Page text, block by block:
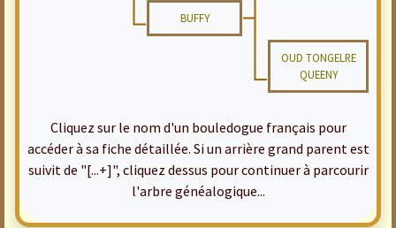
BUFFY
OUD TONGELRE
QUEENY
Cliquez sur le nom d'un bouledogue français pour
accéder à sa fiche détaillée. Si un arrière grand parent est
suivit de "[...+]", cliquez dessus pour continuer à parcourir
l'arbre généalogique...